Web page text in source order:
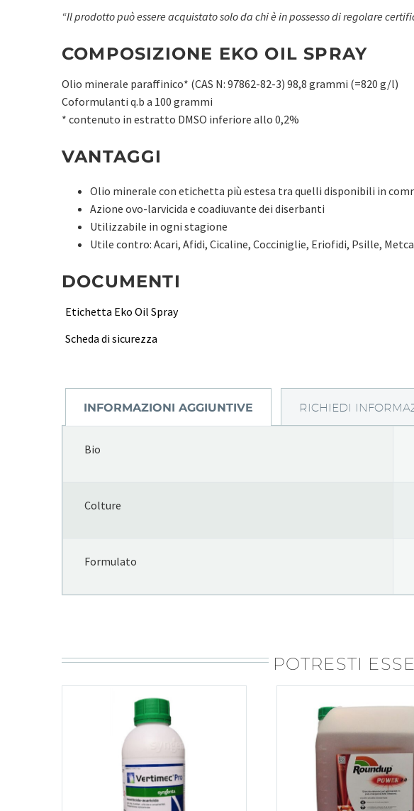
“Il prodotto può essere acquistato solo da chi è in possesso di regolare
COMPOSIZIONE EKO OIL SPRAY
Olio minerale paraffinico* (CAS N: 97862-82-3) 98,8 grammi (=820 g/l)
Coformulanti q.b a 100 grammi
* contenuto in estratto DMSO inferiore allo 0,2%
VANTAGGI
Olio minerale con etichetta più estesa tra quelli disponibili in
Azione ovo-larvicida e coadiuvante dei diserbanti
Utilizzabile in ogni stagione
Utile contro: Acari, Afidi, Cicaline, Cocciniglie, Eriofidi, Psille,
DOCUMENTI
Etichetta Eko Oil Spray
Scheda di sicurezza
INFORMAZIONI AGGIUNTIVE RICHIEDI
Bio
Colture
Formulato
POTRESTI